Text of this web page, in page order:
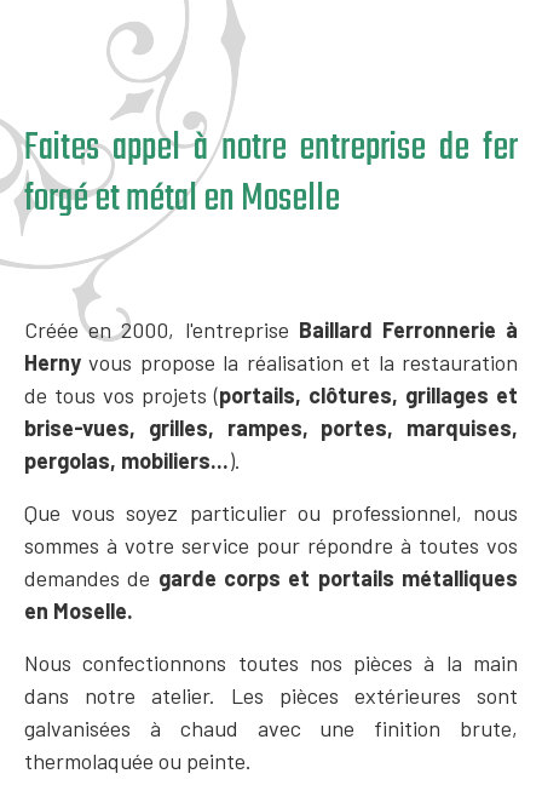
Faites appel à notre entreprise de fer
forgé et métal en Moselle
Créée en 2000, l'entreprise Baillard Ferronnerie à
Hernyvous propose la réalisation et la restauration
de tous vos projets (portails, clôtures, grillages et
brise-vues, grilles, rampes, portes, marquises,
pergolas, mobiliers...).
Que vous soyez particulier ou professionnel, nous
sommes à votre service pour répondre à toutes vos
demandes de garde corps et portails métalliques
en Moselle.
Nous confectionnons toutes nos pièces à la main
dans notre atelier. Les pièces extérieures sont
galvanisées à chaud avec une finition brute,
thermolaquée ou peinte.